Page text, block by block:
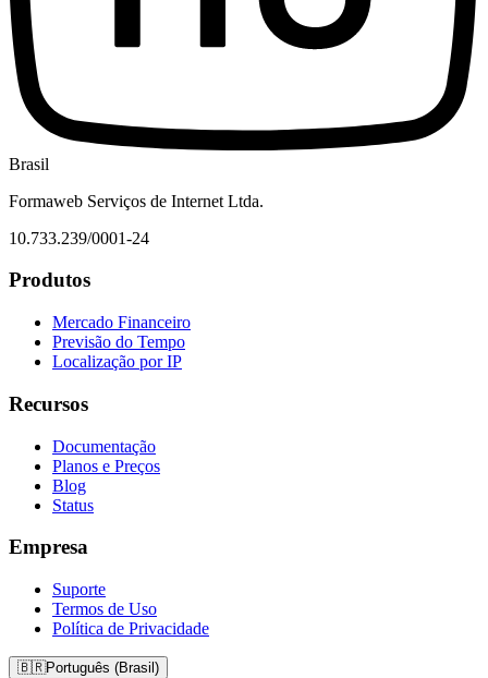
Brasil
Formaweb Serviços de Internet Ltda.
10.733.239/0001-24
Produtos
Mercado Financeiro
Previsão do Tempo
Localização por IP
Recursos
Documentação
Planos e Preços
Blog
Status
Empresa
Suporte
Termos de Uso
Política de Privacidade
🇧🇷Português (Brasil)